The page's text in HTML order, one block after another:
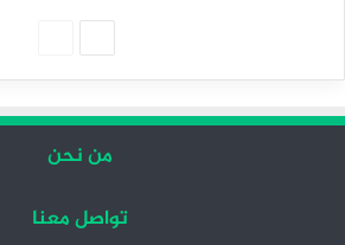
من نحن
تواصل معنا